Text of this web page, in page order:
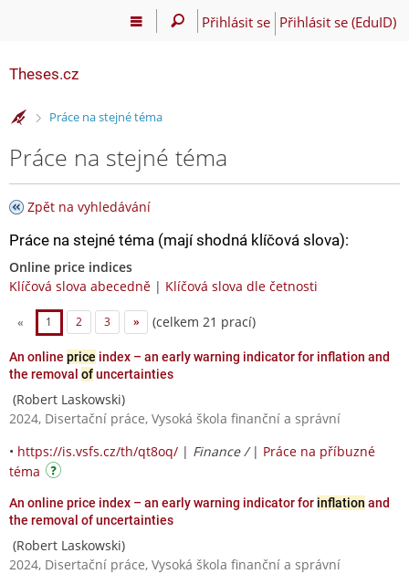
Přihlásit se Přihlásit se (EduID)
Theses.cz
>Práce na stejné téma
Práce na stejné téma
Zpět na vyhledávání
Práce na stejné téma (mají shodná klíčová slova):
Online price indices
Klíčová slova abecedně | Klíčová slova dle četnosti
« 1 2 3 » (celkem 21 prací)
An online price index – an early warning indicator for inflation and
the removal ofuncertainties
(Robert Laskowski)
2024, Disertační práce, Vysoká škola finanční a správní
• https://is.vsfs.cz/th/qt8oq/ | Finance / | Práce na příbuzné
téma
An online price index – an early warning indicator for inflation and
the removal of uncertainties
(Robert Laskowski)
2024, Disertační práce, Vysoká škola finanční a správní